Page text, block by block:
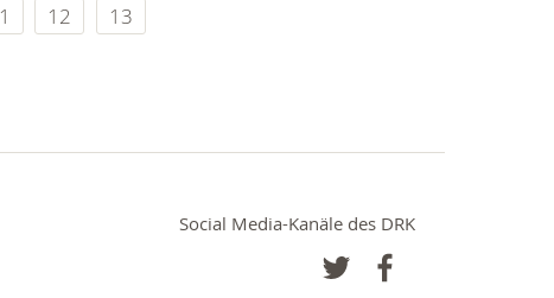
12 13
Social Media-Kanäle des DRK